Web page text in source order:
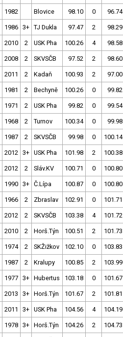
1982 Blovice 98.10 0 96.74
1986 3+ TJ Dukla 97.47 2 98.29
2010 2 USK Pha 100.26 4 98.58
2008 2 SKVSČB 97.52 2 98.60
2011 2 Kadaň 100.93 2 97.00
1981 2 Bechyně 100.26 0 99.82
1971 2 USK Pha 99.82 0 99.54
1968 2 Turnov 100.34 0 99.98
1987 2 SKVSČB 99.98 0 100.14
2012 3+ USK Pha 101.98 2 100.38
2012 2 Sláv.KV 100.71 0 100.80
1990 3+ Č.Lípa 100.87 0 100.80
1966 2 Zbraslav 102.91 0 101.71
2012 2 SKVSČB 103.38 4 101.72
2010 2 Horš.Týn 100.51 2 101.73
1974 2 SKŽižkov 102.10 0 103.83
1987 2 Kralupy 100.85 2 103.99
1977 3+ Hubertus 103.18 0 101.67
2013 3+ Horš.Týn 101.67 2 101.81
2011 3+ USK Pha 104.56 4 104.19
1978 3+ Horš.Týn 104.26 2 104.73